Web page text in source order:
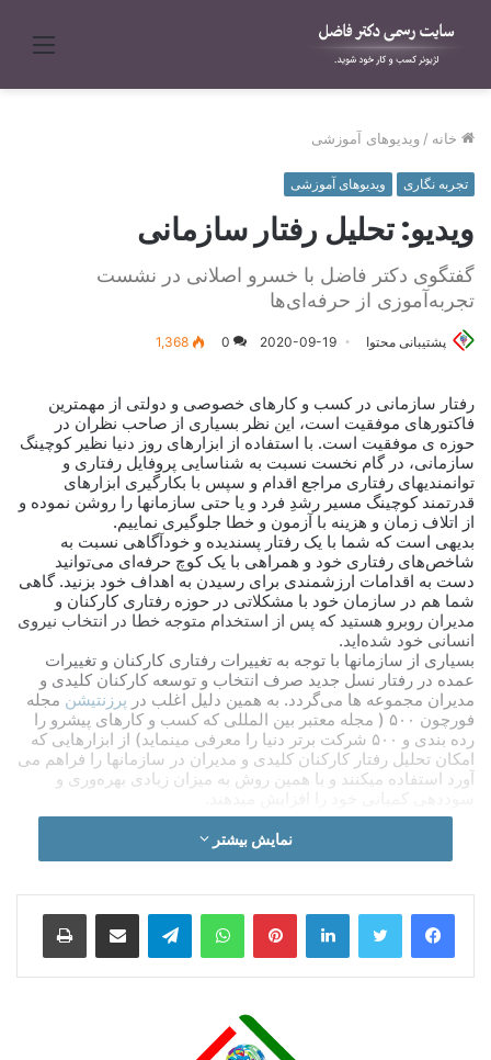
منو
خانه / ویدیوهای آموزشی
تجربه نگاری ویدیوهای آموزشی
ویدیو: تحلیل رفتار سازمانی
گفتگوی دکتر فاضل با خسرو اصلانی در نشست
تجربه‌آموزی از حرفه‌ای‌ها
پشتیبانی محتوا 2020-09-19
0
1,368
رفتار سازمانی در کسب و کارهای خصوصی و دولتی از مهمترین
فاکتورهای موفقیت‌ است، این نظر بسیاری از صاحب نظران در
حوزه ی موفقیت است. با استفاده از ابزارهای روز دنیا نظیر کوچینگ
سازمانی، در گام نخست نسبت به شناسایی پروفایل رفتاری و
توانمندیهای رفتاری مراجع اقدام و سپس با بکارگیری ابزارهای
قدرتمند کوچینگ مسیر رشدِ فرد و یا حتی سازمانها را روشن نموده و
از اتلاف زمان و هزینه با آزمون و خطا جلوگیری نماییم.
بدیهی است که شما با یک رفتار پسندیده و خودآگاهی نسبت به
شاخص‌های رفتاری خود و همراهی با یک کوچ حرفه‌ای می‌توانید
دست به اقدامات ارزشمندی برای رسیدن به اهداف خود بزنید. گاهی
شما هم در سازمان خود با مشکلاتی در حوزه رفتاری کارکنان و
مدیران روبرو هستید که پس از استخدام متوجه خطا در انتخاب نیروی
انسانی خود شده‌اید.
بسیاری از سازمانها با توجه به تغییرات رفتاری کارکنان و تغییرات
عمده در رفتار نسل جدید صرف انتخاب و توسعه کارکنان کلیدی و
مدیران مجموعه ها می‌گردد. به همین دلیل اغلب در پرزنتیشن مجله
فورچون ۵۰۰ ( مجله معتبر بین المللی که کسب و کارهای پیشرو را
رده بندی و ۵۰۰ شرکت برتر دنیا را معرفی مینماید) از ابزارهایی که
امکان تحلیل رفتار کارکنان کلیدی و مدیران در سازمانها را فراهم می
آورد استفاده میکنند و با همین روش به میزان زیادی بهره‌وری و
سود‌دهی کمپانی خود را افزایش میدهند.
میهمان این وبینار آقای خسرو اصلانی بود که با تجربه سالها همکاری
با معتبرترین موسسات بین‌المللی، هم اکنون در گرجستان مشغول
نمایش بیشتر
لینکدین ‫پین‌ترستواتس آپ تلگرام اشتراک گذاری از طریق ایمیل چاپ